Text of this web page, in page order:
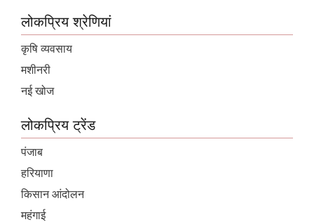
लोकप्रिय श्रेणियां
कृषि व्यवसाय
मशीनरी
नई खोज
लोकप्रिय ट्रेंड
पंजाब
हरियाणा
किसान आंदोलन
महंगाई